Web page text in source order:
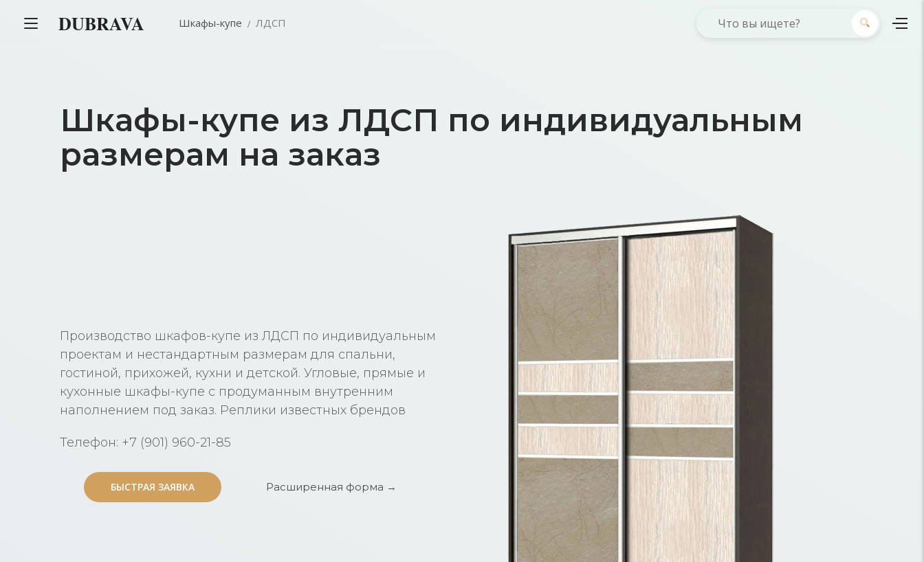
Шкафы-купе из ЛДСП по индивидуальным
размерам на заказ
Производство шкафов-купе из ЛДСП по индивидуальным
проектам и нестандартным размерам для спальни,
гостиной, прихожей, кухни и детской. Угловые, прямые и
кухонные шкафы-купе с продуманным внутренним
наполнением под заказ. Реплики известных брендов
Телефон: +7 (901) 960-21-85
БЫСТРАЯ ЗАЯВКА
БЫСТРАЯ ЗАЯВКА Расширенная форма →
DUBRAVA Шкафы-купе ЛДСП